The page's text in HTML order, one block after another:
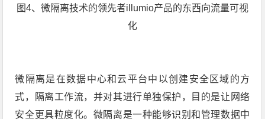
图4、微隔离技术的领先者illumio产品的东西向流量可视
化
微隔离是在数据中心和云平台中以创建安全区域的方
式，隔离工作流，并对其进行单独保护，目的是让网络
安全更具粒度化。微隔离是一种能够识别和管理数据中